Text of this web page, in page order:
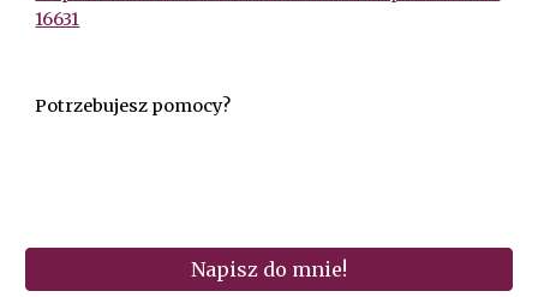
16631
Potrzebujesz pomocy?
Napisz do mnie!